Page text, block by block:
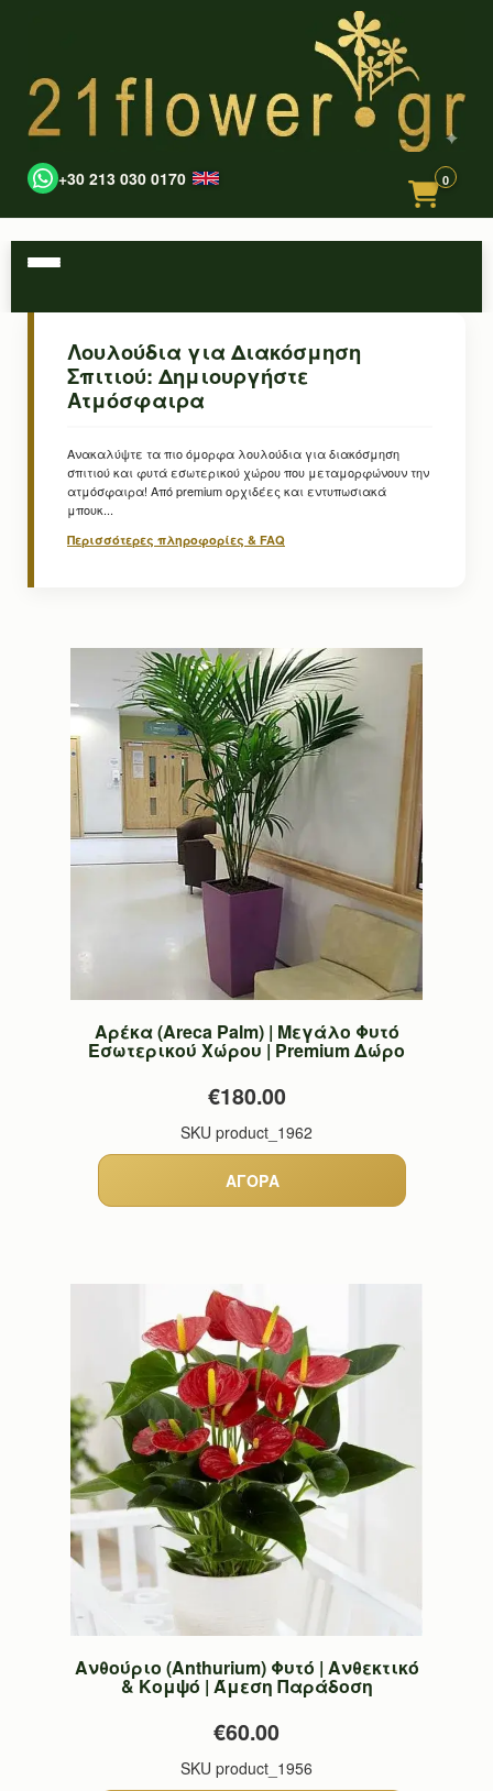
+30 213 030 0170 0
Λουλούδια για Διακόσμηση
Σπιτιού: Δημιουργήστε
Ατμόσφαιρα
Ανακαλύψτε τα πιο όμορφα λουλούδια για διακόσμηση
σπιτιού και φυτά εσωτερικού χώρου που μεταμορφώνουν την
ατμόσφαιρα! Από premium ορχιδέες και εντυπωσιακά
μπουκ...
Περισσότερες πληροφορίες & FAQ
Αρέκα (Areca Palm) | Μεγάλο Φυτό
Εσωτερικού Χώρου | Premium Δώρο
€180.00
SKU product_1962
Ανθούριο (Anthurium) Φυτό | Ανθεκτικό
& Κομψό | Άμεση Παράδοση
€60.00
SKU product_1956